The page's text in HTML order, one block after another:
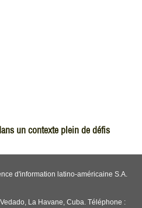
un contexte plein de défis
d'information latino-américaine S.A.
La Havane, Cuba. Téléphone :